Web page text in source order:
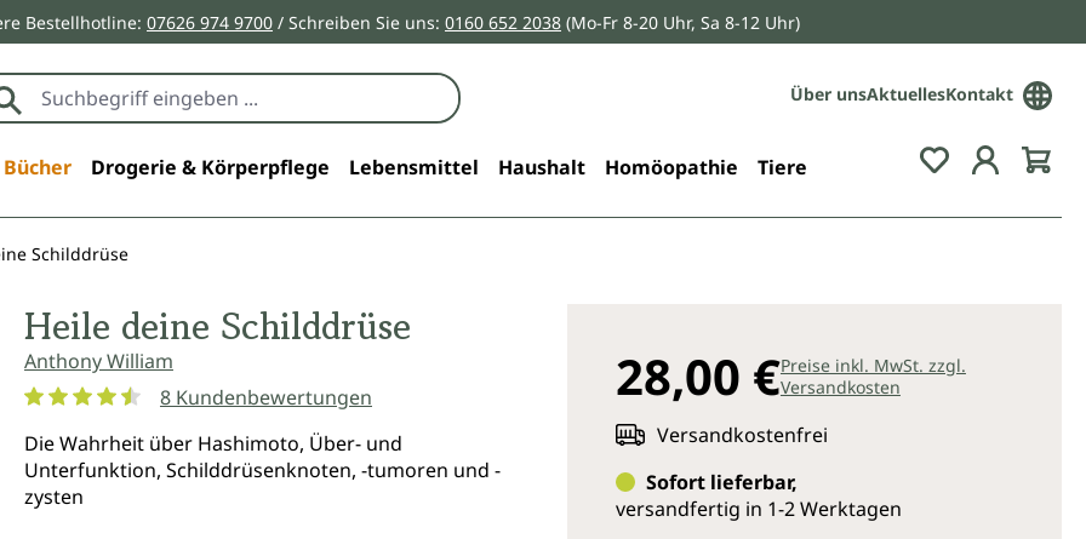
Bestellhotline: 07626 974 9700 / Schreiben Sie uns: 0160 652 2038 (Mo-Fr 8-20 Uhr, Sa 8-12 Uhr)
Über unsAktuellesKontakt
Bücher Drogerie & Körperpflege Lebensmittel Haushalt Homöopathie Tiere Du hast 0
Schilddrüse
Heile deine Schilddrüse
Anthony William
8 Kundenbewertungen
Die Wahrheit über Hashimoto, Über- und
Unterfunktion, Schilddrüsenknoten, -tumoren und -
zysten
28,00 €Preise inkl. MwSt. zzgl.
Versandkosten
Versandkostenfrei
Sofort lieferbar,
versandfertig in 1-2 Werktagen